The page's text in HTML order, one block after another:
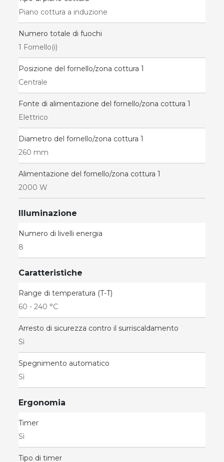
Piano cottura a induzione
Numero totale di fuochi
1 Fornello(i)
Posizione del fornello/zona cottura 1
Centrale
Fonte di alimentazione del fornello/zona cottura 1
Elettrico
Diametro del fornello/zona cottura 1
260 mm
Alimentazione del fornello/zona cottura 1
2000 W
Illuminazione
Numero di livelli energia
8
Caratteristiche
Range di temperatura (T-T)
60 - 240 °C
Arresto di sicurezza contro il surriscaldamento
Sì
Spegnimento automatico
Sì
Ergonomia
Timer
Sì
Tipo di timer